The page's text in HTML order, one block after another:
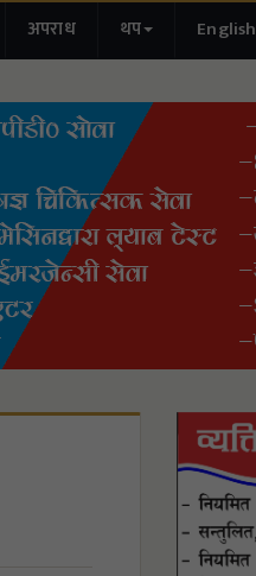
अपराध थप English